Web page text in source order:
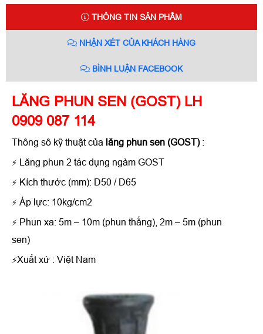
THÔNG TIN SẢN PHẨM
NHẬN XÉT CỦA KHÁCH HÀNG
BÌNH LUẬN FACEBOOK
LĂNG PHUN SEN (GOST) LH
0909 087 114
Thông sô kỹ thuật của lăng phun sen (GOST) :
⚡ Lăng phun 2 tác dụng ngàm GOST
⚡ Kích thước (mm): D50 / D65
⚡ Áp lực: 10kg/cm2
⚡ Phun xa: 5m – 10m (phun thẳng), 2m – 5m (phun
sen)
⚡Xuất xứ : Việt Nam